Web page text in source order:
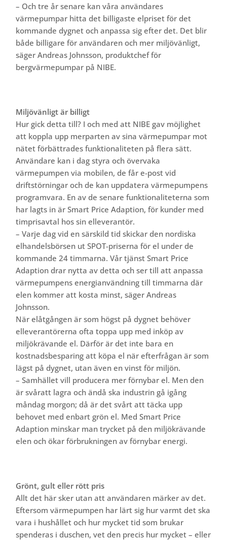
– Och tre år senare kan våra användares
värmepumpar hitta det billigaste elpriset för det
kommande dygnet och anpassa sig efter det. Det blir
både billigare för användaren och mer miljövänligt,
säger Andreas Johnsson, produktchef för
bergvärmepumpar på NIBE.
Miljövänligt är billigt
Hur gick detta till? I och med att NIBE gav möjlighet
att koppla upp merparten av sina värmepumpar mot
nätet förbättrades funktionaliteten på flera sätt.
Användare kan i dag styra och övervaka
värmepumpen via mobilen, de får e-post vid
driftstörningar och de kan uppdatera värmepumpens
programvara. En av de senare funktionaliteterna som
har lagts in är Smart Price Adaption, för kunder med
timprisavtal hos sin elleverantör.
– Varje dag vid en särskild tid skickar den nordiska
elhandelsbörsen ut SPOT-priserna för el under de
kommande 24 timmarna. Vår tjänst Smart Price
Adaption drar nytta av detta och ser till att anpassa
värmepumpens energianvändning till timmarna där
elen kommer att kosta minst, säger Andreas
Johnsson.
När elåtgången är som högst på dygnet behöver
elleverantörerna ofta toppa upp med inköp av
miljökrävande el. Därför är det inte bara en
kostnadsbesparing att köpa el när efterfrågan är som
lägst på dygnet, utan även en vinst för miljön.
– Samhället vill producera mer förnybar el. Men den
är svåratt lagra och ändå ska industrin gå igång
måndag morgon; då är det svårt att täcka upp
behovet med enbart grön el. Med Smart Price
Adaption minskar man trycket på den miljökrävande
elen och ökar förbrukningen av förnybar energi.
Grönt, gult eller rött pris
Allt det här sker utan att användaren märker av det.
Eftersom värmepumpen har lärt sig hur varmt det ska
vara i hushållet och hur mycket tid som brukar
spenderas i duschen, vet den precis hur mycket – eller